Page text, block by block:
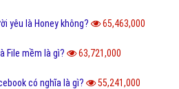
yêu là Honey không? 65,463,000
File mềm là gì? 63,721,000
có nghĩa là gì? 55,241,000